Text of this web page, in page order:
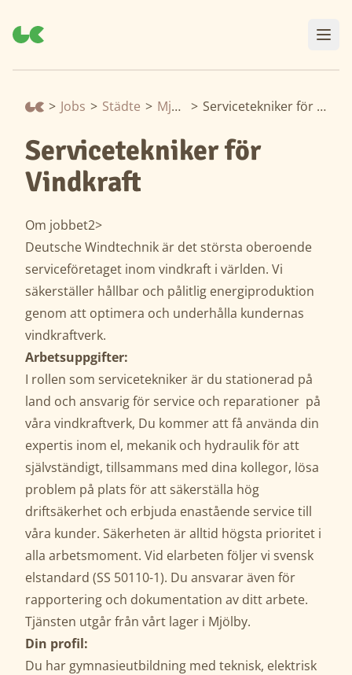
> Jobs > Städte > Mjölby > Servicetekniker för Vindkraft
Servicetekniker för
Vindkraft
Om jobbet2>
Deutsche Windtechnik är det största oberoende
serviceföretaget inom vindkraft i världen. Vi
säkerställer hållbar och pålitlig energiproduktion
genom att optimera och underhålla kundernas
vindkraftverk.
Arbetsuppgifter:
I rollen som servicetekniker är du stationerad på
land och ansvarig för service och reparationer på
våra vindkraftverk, Du kommer att få använda din
expertis inom el, mekanik och hydraulik för att
självständigt, tillsammans med dina kollegor, lösa
problem på plats för att säkerställa hög
driftsäkerhet och erbjuda enastående service till
våra kunder. Säkerheten är alltid högsta prioritet i
alla arbetsmoment. Vid elarbeten följer vi svensk
elstandard (SS 50110-1). Du ansvarar även för
rapportering och dokumentation av ditt arbete.
Tjänsten utgår från vårt lager i Mjölby.
Din profil:
Du har gymnasieutbildning med teknisk, elektrisk